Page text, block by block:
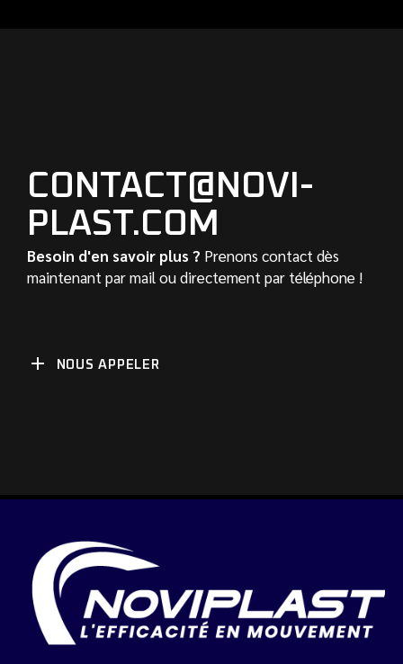
CONTACT@NOVI-
PLAST.COM
Besoin d'en savoir plus ? Prenons contact dès
maintenant par mail ou directement par téléphone !
NOUS APPELER